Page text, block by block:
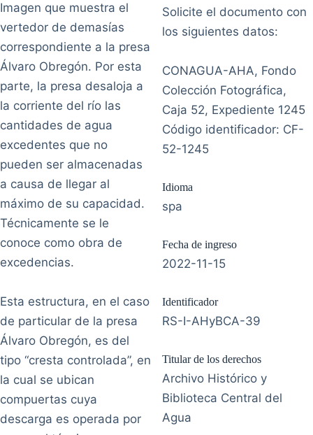
Imagen que muestra el
vertedor de demasías
correspondiente a la presa
Álvaro Obregón. Por esta
parte, la presa desaloja a
la corriente del río las
cantidades de agua
excedentes que no
pueden ser almacenadas
a causa de llegar al
máximo de su capacidad.
Técnicamente se le
conoce como obra de
excedencias.
Esta estructura, en el caso
de particular de la presa
Álvaro Obregón, es del
tipo “cresta controlada”, en
la cual se ubican
compuertas cuya
descarga es operada por
Solicite el documento con
los siguientes datos:
CONAGUA-AHA, Fondo
Colección Fotográfica,
Caja 52, Expediente 1245
Código identificador: CF-
52-1245
Idioma
spa
Fecha de ingreso
2022-11-15
Identificador
RS-I-AHyBCA-39
Titular de los derechos
Archivo Histórico y
Biblioteca Central del
Agua